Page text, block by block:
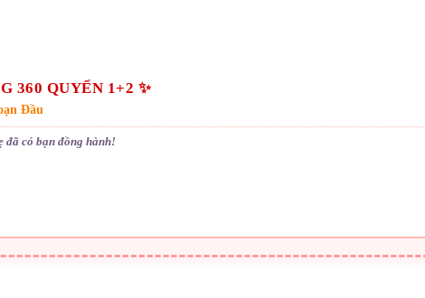
360 QUYỂN 1+2 ✨
Đầu
đã có bạn đồng hành!